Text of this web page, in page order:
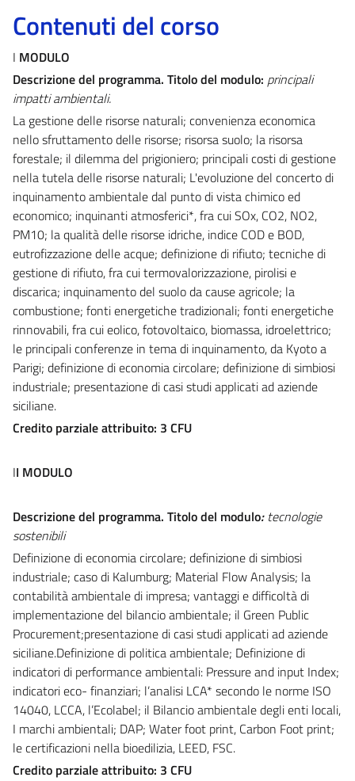
Contenuti del corso
I MODULO
Descrizione del programma. Titolo del modulo: principali
impatti ambientali.
La gestione delle risorse naturali; convenienza economica
nello sfruttamento delle risorse; risorsa suolo; la risorsa
forestale; il dilemma del prigioniero; principali costi di gestione
nella tutela delle risorse naturali; L'evoluzione del concerto di
inquinamento ambientale dal punto di vista chimico ed
economico; inquinanti atmosferici*, fra cui SOx, CO2, NO2,
PM10; la qualità delle risorse idriche, indice COD e BOD,
eutrofizzazione delle acque; definizione di rifiuto; tecniche di
gestione di rifiuto, fra cui termovalorizzazione, pirolisi e
discarica; inquinamento del suolo da cause agricole; la
combustione; fonti energetiche tradizionali; fonti energetiche
rinnovabili, fra cui eolico, fotovoltaico, biomassa, idroelettrico;
le principali conferenze in tema di inquinamento, da Kyoto a
Parigi; definizione di economia circolare; definizione di simbiosi
industriale; presentazione di casi studi applicati ad aziende
siciliane.
Credito parziale attribuito: 3 CFU
II MODULO
Descrizione del programma. Titolo del modulo:tecnologie
sostenibili
Definizione di economia circolare; definizione di simbiosi
industriale; caso di Kalumburg; Material Flow Analysis; la
contabilità ambientale di impresa; vantaggi e difficoltà di
implementazione del bilancio ambientale; il Green Public
Procurement;presentazione di casi studi applicati ad aziende
siciliane.Definizione di politica ambientale; Definizione di
indicatori di performance ambientali: Pressure and input Index;
indicatori eco- finanziari; l’analisi LCA* secondo le norme ISO
14040, LCCA, l’Ecolabel; il Bilancio ambientale degli enti locali,
I marchi ambientali; DAP; Water foot print, Carbon Foot print;
le certificazioni nella bioedilizia, LEED, FSC.
Credito parziale attribuito: 3 CFU